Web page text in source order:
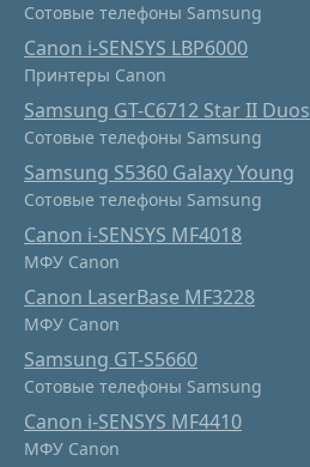
Сотовые телефоны Samsung
Canon i-SENSYS LBP6000
Принтеры Canon
Samsung GT-C6712 Star II Duos
Сотовые телефоны Samsung
Samsung S5360 Galaxy Young
Сотовые телефоны Samsung
Canon i-SENSYS MF4018
МФУ Canon
Canon LaserBase MF3228
МФУ Canon
Samsung GT-S5660
Сотовые телефоны Samsung
Canon i-SENSYS MF4410
МФУ Canon